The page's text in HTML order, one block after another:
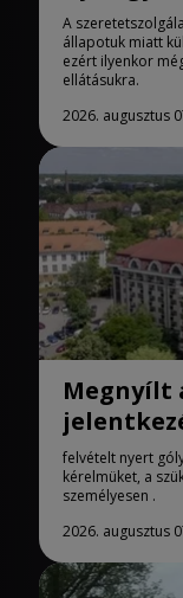
A
állapotuk miatt
ezért ilyenkor
ellátásukra.
2026. augusztus
Megnyílt
felvételt nyert
kérelmüket, a
személyesen .
2026. augusztus